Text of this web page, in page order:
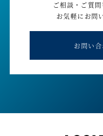
ご相談・ご質問
お気軽にお問
お問い